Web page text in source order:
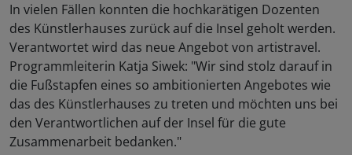
In vielen Fällen konnten die hochkarätigen Dozenten
des Künstlerhauses zurück auf die Insel geholt werden.
Verantwortet wird das neue Angebot von artistravel.
Programmleiterin Katja Siwek: "Wir sind stolz darauf in
die Fußstapfen eines so ambitionierten Angebotes wie
das des Künstlerhauses zu treten und möchten uns bei
den Verantwortlichen auf der Insel für die gute
Zusammenarbeit bedanken."